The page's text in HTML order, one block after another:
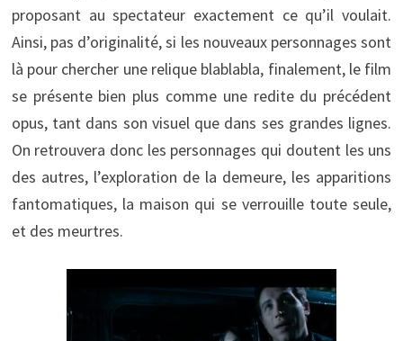
proposant au spectateur exactement ce qu’il voulait.
Ainsi, pas d’originalité, si les nouveaux personnages sont
là pour chercher une relique blablabla, finalement, le film
se présente bien plus comme une redite du précédent
opus, tant dans son visuel que dans ses grandes lignes.
On retrouvera donc les personnages qui doutent les uns
des autres, l’exploration de la demeure, les apparitions
fantomatiques, la maison qui se verrouille toute seule,
et des meurtres.